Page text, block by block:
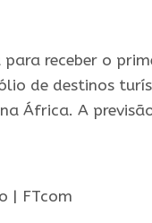
receber o
de destinos
África. A
| FTcom